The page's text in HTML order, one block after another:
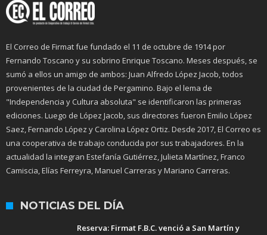
El Correo de Firmat fue fundado el 11 de octubre de 1914 por
Fernando Toscano y su sobrino Enrique Toscano. Meses después, se
sumó a ellos un amigo de ambos: Juan Alfredo López Jacob, todos
provenientes de la ciudad de Pergamino. Bajo el lema de
"Independencia y Cultura absoluta" se identificaron las primeras
ediciones. Luego de López Jacob, sus directores fueron Emilio López
Saez, Fernando López y Carolina López Ortiz. Desde 2017, El Correo es
una cooperativa de trabajo conducida por sus trabajadores. En la
actualidad la integran Estefanía Gutiérrez, Julieta Martínez, Franco
Camiscia, Elías Ferreyra, Manuel Carreras y Mariano Carreras.
NOTICIAS DEL DÍA
Reserva: Firmat F.B.C. venció a San Martín y